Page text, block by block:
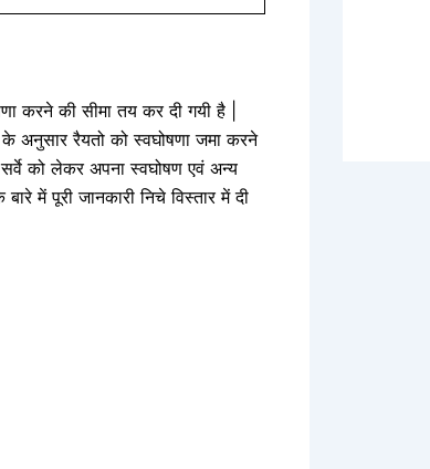
की सीमा तय कर दी गयी है |
के अनुसार रैयतो को स्वघोषणा जमा करने
को लेकर अपना स्वघोषण एवं अन्य
में पूरी जानकारी निचे विस्तार में दी